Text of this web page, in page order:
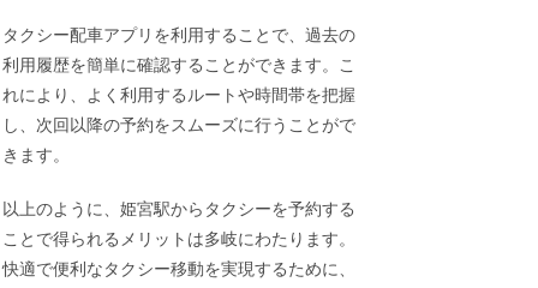
タクシー配車アプリを利用することで、過去の
利用履歴を簡単に確認することができます。こ
れにより、よく利用するルートや時間帯を把握
し、次回以降の予約をスムーズに行うことがで
きます。
以上のように、姫宮駅からタクシーを予約する
ことで得られるメリットは多岐にわたります。
快適で便利なタクシー移動を実現するために、